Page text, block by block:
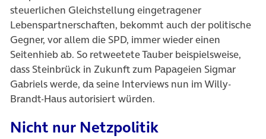
steuerlichen Gleichstellung eingetragener
Lebenspartnerschaften, bekommt auch der politische
Gegner, vor allem die SPD, immer wieder einen
Seitenhieb ab. So retweetete Tauber beispielsweise,
dass Steinbrück in Zukunft zum Papageien Sigmar
Gabriels werde, da seine Interviews nun im Willy-
Brandt-Haus autorisiert würden.
Nicht nur Netzpolitik